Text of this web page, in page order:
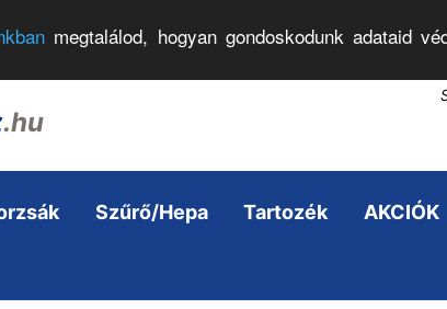
megtalálod, hogyan gondoskodunk adataid
.hu
Szűrő/Hepa Tartozék AKCIÓK